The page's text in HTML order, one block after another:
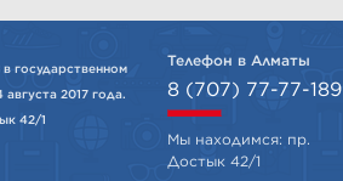
государственном
2017 года.
42/1
Телефон в Алматы
8 (707) 77-77-189
Мы находимся: пр.
Достык 42/1